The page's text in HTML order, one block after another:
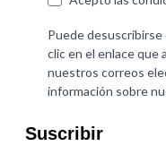
Suscribir